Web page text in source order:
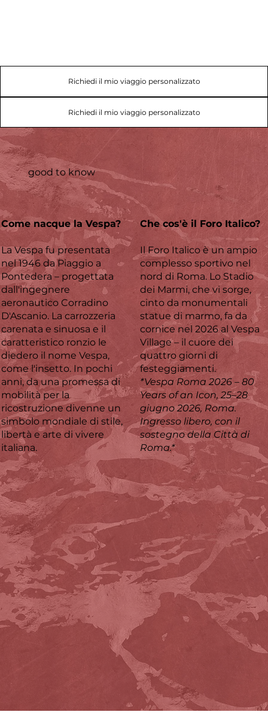
Richiedi il mio viaggio personalizzato
Richiedi il mio viaggio personalizzato
good to know
Come nacque la Vespa?
La Vespa fu presentata
nel 1946 da Piaggio a
Pontedera – progettata
dall'ingegnere
aeronautico Corradino
D'Ascanio. La carrozzeria
carenata e sinuosa e il
caratteristico ronzio le
diedero il nome Vespa,
come l'insetto. In pochi
anni, da una promessa di
mobilità per la
ricostruzione divenne un
simbolo mondiale di stile,
libertà e arte di vivere
italiana.
Che cos'è il Foro Italico?
Il Foro Italico è un ampio
complesso sportivo nel
nord di Roma. Lo Stadio
dei Marmi, che vi sorge,
cinto da monumentali
statue di marmo, fa da
cornice nel 2026 al Vespa
Village – il cuore dei
quattro giorni di
festeggiamenti.
*Vespa Roma 2026 – 80
Years of an Icon, 25–28
giugno 2026, Roma.
Ingresso libero, con il
sostegno della Città di
Roma.*